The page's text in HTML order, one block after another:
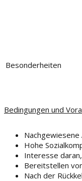
Besonderheiten
Bedingungen und
Hohe
Interesse
Bereitstellen
Nach der